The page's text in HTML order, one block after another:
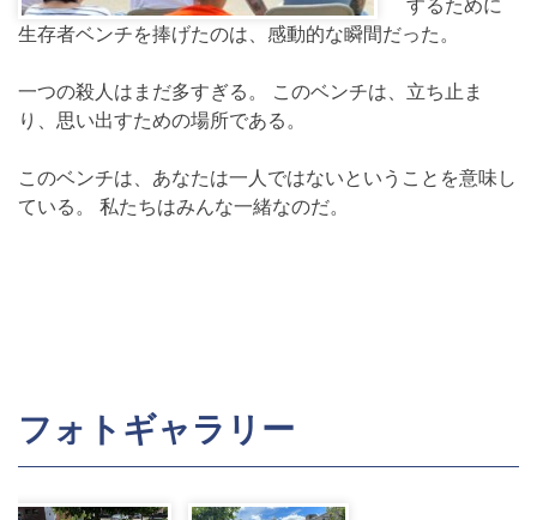
するために
生存者ベンチを捧げたのは、感動的な瞬間だった。
一つの殺人はまだ多すぎる。 このベンチは、立ち止ま
り、思い出すための場所である。
このベンチは、あなたは一人ではないということを意味し
ている。 私たちはみんな一緒なのだ。
フォトギャラリー